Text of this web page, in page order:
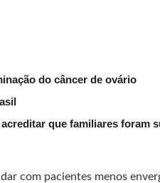
do câncer de ovário
que familiares foram
com pacientes menos